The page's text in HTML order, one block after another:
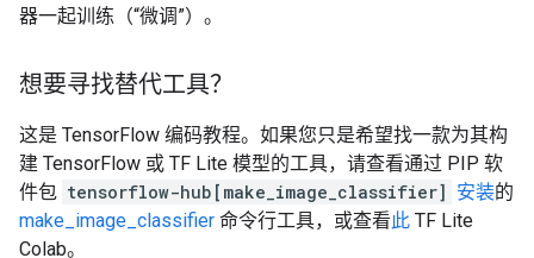
器一起训练（“微调”）。
想要寻找替代工具？
这是 TensorFlow 编码教程。如果您只是希望找一款为其构
建 TensorFlow 或 TF Lite 模型的工具，请查看通过 PIP 软
件包 tensorflow-hub[make_image_classifier] 安装的
make_image_classifier 命令行工具，或查看此 TF Lite
Colab。